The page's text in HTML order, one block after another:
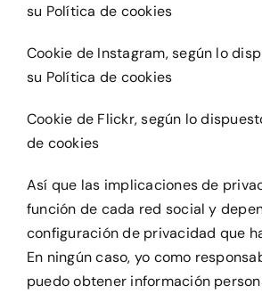
su Política de cookies
Cookie de Instagram, según lo
su Política de cookies
Cookie de Flickr, según lo
de cookies
Así que las implicaciones de
función de cada red social y
configuración de privacidad que
En ningún caso, yo como
puedo obtener información